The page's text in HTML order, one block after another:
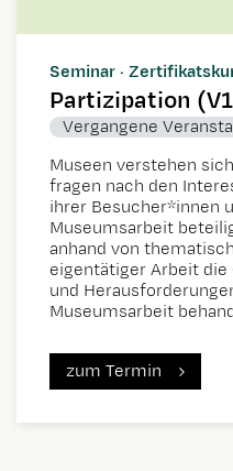
Seminar ·
Partizipation
Vergangene
Museen verstehen
fragen nach den
ihrer Besucher*innen
Museumsarbeit
anhand von
eigentätiger Arbeit die
und
Museumsarbeit
zum Termin